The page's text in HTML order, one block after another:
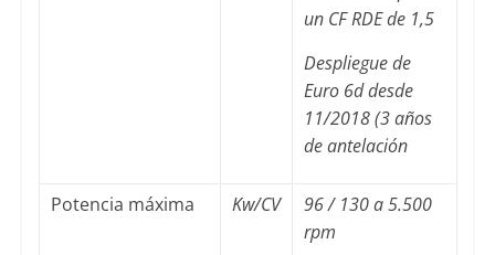
un CF RDE de 1,5
Despliegue de
Euro 6d desde
11/2018 (3 años
de antelación
Potencia máxima Kw/CV
96 / 130 a 5.500
rpm